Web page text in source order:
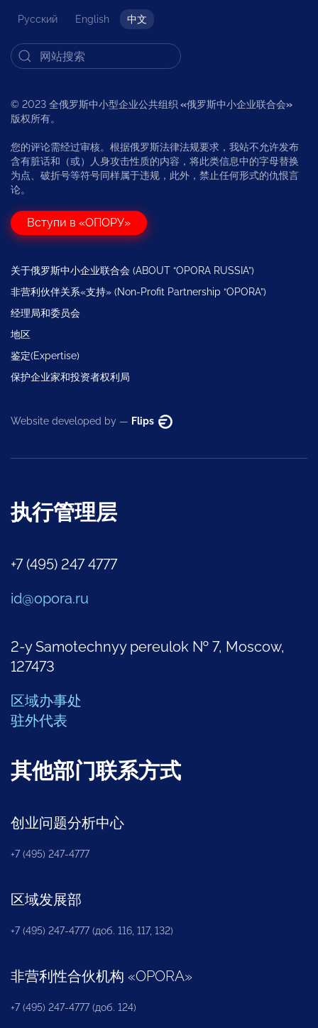
Русский English 中文
© 2023 全俄罗斯中小型企业公共组织 «俄罗斯中小企业联合会»
版权所有。
您的评论需经过审核。根据俄罗斯法律法规要求，我站不允许发布
含有脏话和（或）人身攻击性质的内容，将此类信息中的字母替换
为点、破折号等符号同样属于违规，此外，禁止任何形式的仇恨言
论。
Вступи в «ОПОРУ»
关于俄罗斯中小企业联合会 (ABOUT “OPORA RUSSIA”)
非营利伙伴关系«支持» (Non-Profit Partnership “OPORA”)
经理局和委员会
地区
鉴定(Expertise)
保护企业家和投资者权利局
Website developed by — Flips
执行管理层
+7 (495) 247 4777
id@opora.ru
2-y Samotechnyy pereulok № 7, Moscow,
127473
区域办事处
驻外代表
其他部门联系方式
创业问题分析中心
+7 (495) 247-4777
区域发展部
+7 (495) 247-4777 (доб. 116, 117, 132)
非营利性合伙机构 «OPORA»
+7 (495) 247-4777 (доб. 124)